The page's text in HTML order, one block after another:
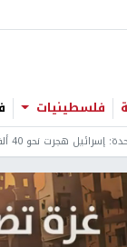
فلسطينيات
هجرت نحو 40 ألف فلسطيني بالضفة منذ مطلع 2025